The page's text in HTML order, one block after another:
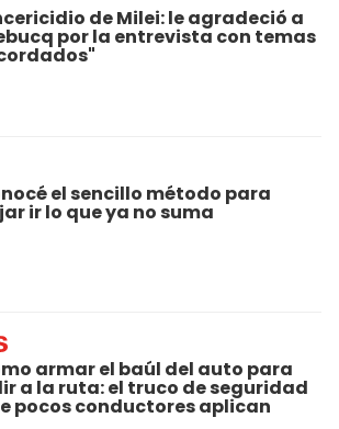
de Milei: le agradeció a
por la entrevista con temas
el sencillo método para
ir lo que ya no suma
armar el baúl del auto para
a la ruta: el truco de seguridad
pocos conductores aplican